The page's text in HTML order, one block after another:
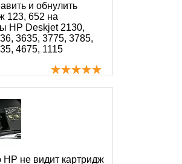
и обнулить
123, 652 на
HP Deskjet 2130,
3635, 3775, 3785,
4675, 1115
HP не видит картридж